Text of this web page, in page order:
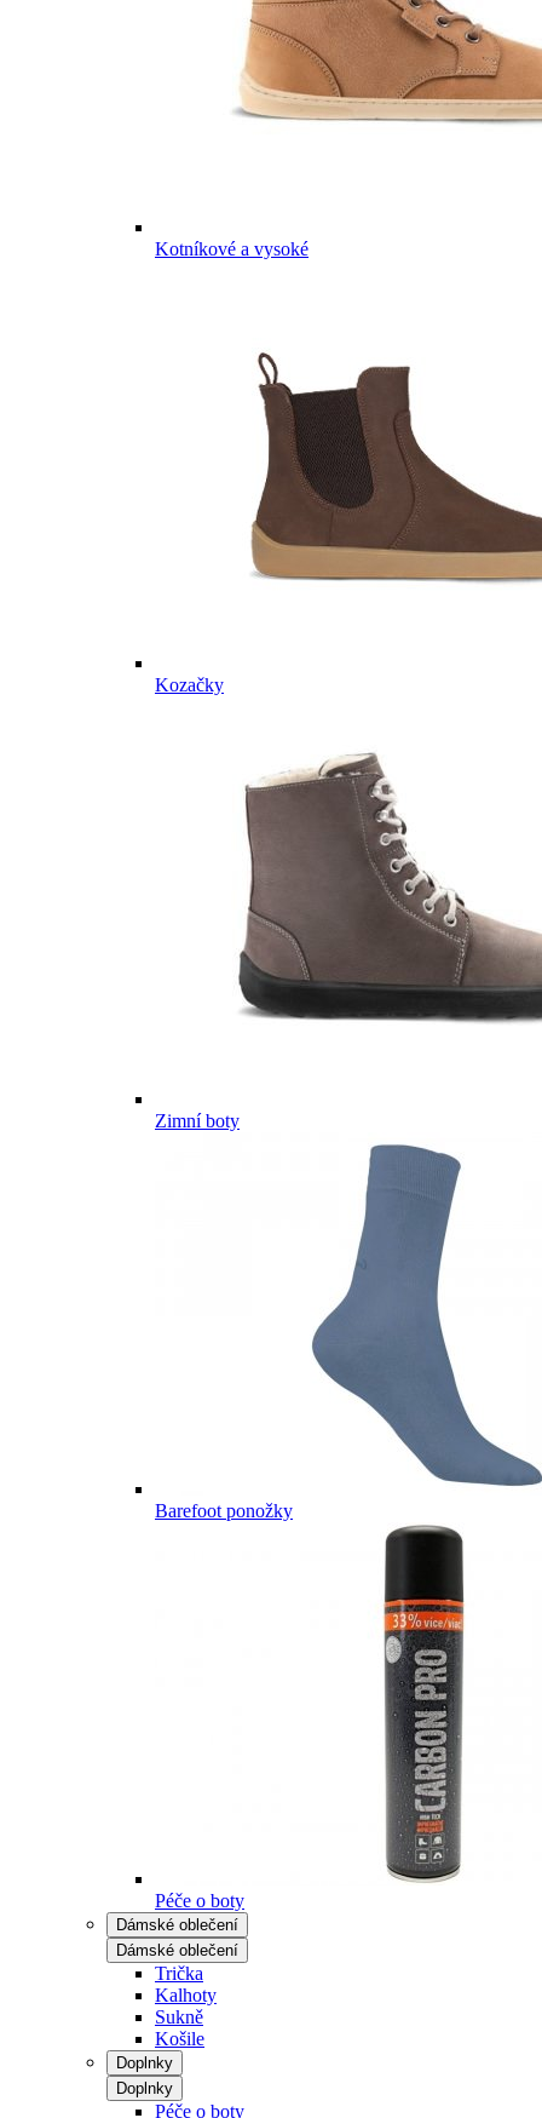
Kotníkové a vysoké
Kozačky
Zimní boty
Barefoot ponožky
Péče o boty
Dámské oblečení
Dámské oblečení
Trička
Kalhoty
Sukně
Košile
Doplnky
Doplnky
Péče o boty